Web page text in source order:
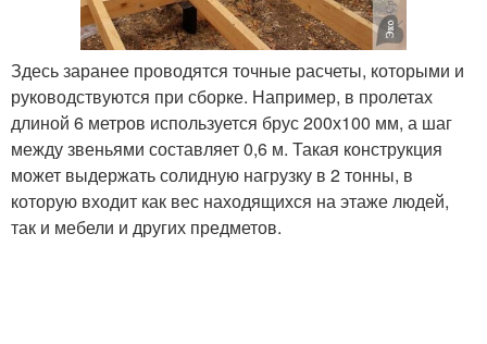
Здесь заранее проводятся точные расчеты, которыми и
руководствуются при сборке. Например, в пролетах
длиной 6 метров используется брус 200х100 мм, а шаг
между звеньями составляет 0,6 м. Такая конструкция
может выдержать солидную нагрузку в 2 тонны, в
которую входит как вес находящихся на этаже людей,
так и мебели и других предметов.